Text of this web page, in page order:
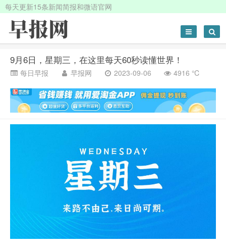
每天更新15条新闻简报和微语官网
9月6日，星期三，在这里每天60秒读懂世界！
每日早报 早报网 2023-09-06 4916 ℃